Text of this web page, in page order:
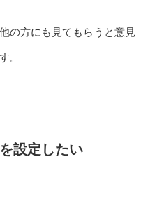
の方にも見てもらうと意見
。
設定したい